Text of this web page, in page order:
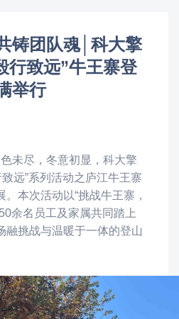
铸团队魂│科大擎
行致远”牛王寨登
举行
未尽，冬意初显，科大擎
远”系列活动之庐江牛王寨
本次活动以“挑战牛王寨，
余名员工及家属共同踏上
融挑战与温暖于一体的登山